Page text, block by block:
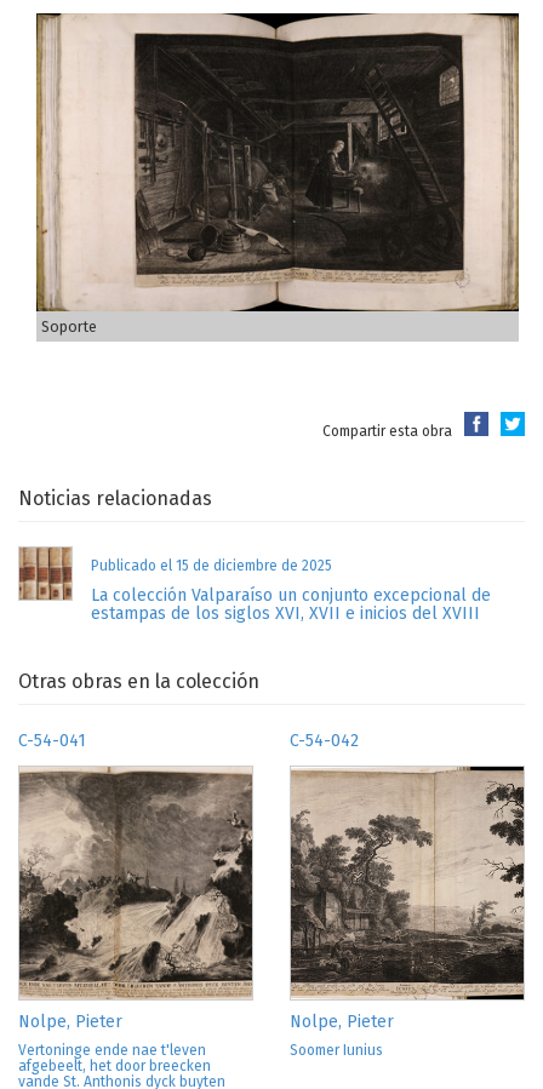
Soporte
Compartir esta obra
Noticias relacionadas
Publicado el 15 de diciembre de 2025
La colección Valparaíso un conjunto excepcional de
estampas de los siglos XVI, XVII e inicios del XVIII
Otras obras en la colección
C-54-041
Nolpe, Pieter
Vertoninge ende nae t'leven
afgebeelt, het door breecken
vande St. Anthonis dyck buyten
C-54-042
Nolpe, Pieter
Soomer Iunius